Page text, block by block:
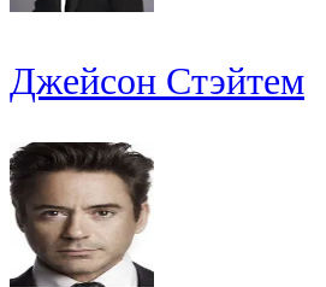
Джейсон Стэйтем